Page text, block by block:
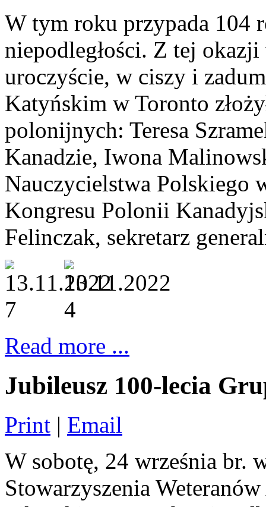
W tym roku przypada 104
niepodległości. Z tej
uroczyście, w ciszy i
Katyńskim w Toronto
polonijnych: Teresa
Kanadzie, Iwona
Nauczycielstwa Polskiego
Kongresu Polonii
Felinczak, sekretarz
Read more ...
Jubileusz 100-lecia
Print | Email
W sobotę, 24 września br.
Stowarzyszenia